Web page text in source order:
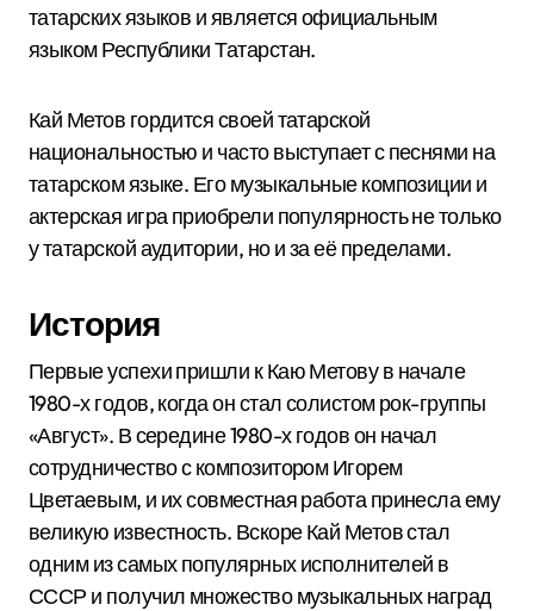
татарских языков и является официальным
языком Республики Татарстан.
Кай Метов гордится своей татарской
национальностью и часто выступает с песнями на
татарском языке. Его музыкальные композиции и
актерская игра приобрели популярность не только
у татарской аудитории, но и за её пределами.
История
Первые успехи пришли к Каю Метову в начале
1980-х годов, когда он стал солистом рок-группы
«Август». В середине 1980-х годов он начал
сотрудничество с композитором Игорем
Цветаевым, и их совместная работа принесла ему
великую известность. Вскоре Кай Метов стал
одним из самых популярных исполнителей в
СССР и получил множество музыкальных наград